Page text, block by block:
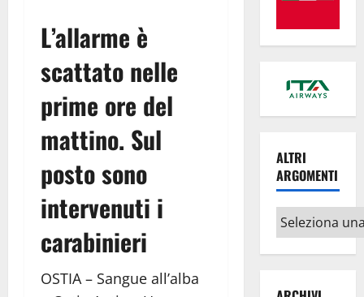
L’allarme è
scattato nelle
prime ore del
mattino. Sul
posto sono
intervenuti i
carabinieri
OSTIA – Sangue all’alba
ALTRI
ARGOMENTI
Altri
argomenti